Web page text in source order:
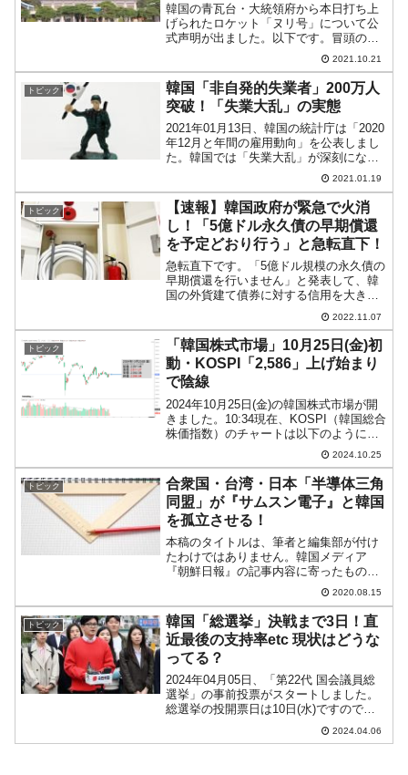
韓国の青瓦台・大統領府から本日打ち上
げられたロケット「ヌリ号」について公
式声明が出ました。以下です。冒頭の成
果について述べた部分を和訳します。尊
敬する国民の皆さん宇宙科学技術に携わ
る皆さん「ヌリ号」の飛行試験が完了し
ました。誇りに思います。...
2021.10.21
トピック
韓国「非自発的失業者」200万人
突破！「失業大乱」の実態
2021年01月13日、韓国の統計庁は「2020
年12月と年間の雇用動向」を公表しまし
た。韓国では「失業大乱」が深刻になっ
ています。まず失業率が4.1％（前年同月
比：0.7％上昇）となりました。若年層の
失業率は「8.1％」（前年同月比：0....
2021.01.19
トピック
【速報】韓国政府が緊急で火消
し！「5億ドル永久債の早期償還
を予定どおり行う」と急転直下！
急転直下です。「5億ドル規模の永久債の
早期償還を行いません」と発表して、韓
国の外貨建て債券に対する信用を大きく
下落させた『興国生命』が、予定どおり
「来る2022年11月09日に早期償還を行
う」と公表。また新たな事実が分かりま
した。今回のドタ...
2022.11.07
トピック
「韓国株式市場」10月25日(金)初
動・KOSPI「2,586」上げ始まり
で陰線
2024年10月25日(金)の韓国株式市場が開
きました。10:34現在、KOSPI（韓国総合
株価指数）のチャートは以下のようにな
っています（チャートは『Trading
View』より引用）。ちょいアゲで始まり
ましたが、現在のところ陰線。KO...
2024.10.25
トピック
合衆国・台湾・日本「半導体三角
同盟」が『サムスン電子』と韓国
を孤立させる！
本稿のタイトルは、筆者と編集部が付け
たわけではありません。韓国メディア
『朝鮮日報』の記事内容に寄ったもので
す。Money1では何度かご紹介しています
が、韓国経済を支えるのは「半導体の
み」という状況になりつつあり、その半
導体もアメリカ合衆国と...
2020.08.15
トピック
韓国「総選挙」決戦まで3日！直
近最後の支持率etc 現状はどうな
ってる？
2024年04月05日、「第22代 国会議員総
選挙」の事前投票がスタートしました。
総選挙の投開票日は10日(水)ですので、
もう決戦は目の前です。↑『国民の力』の
選対統括である韓東勳（ハン・ドンフ
2024.04.06